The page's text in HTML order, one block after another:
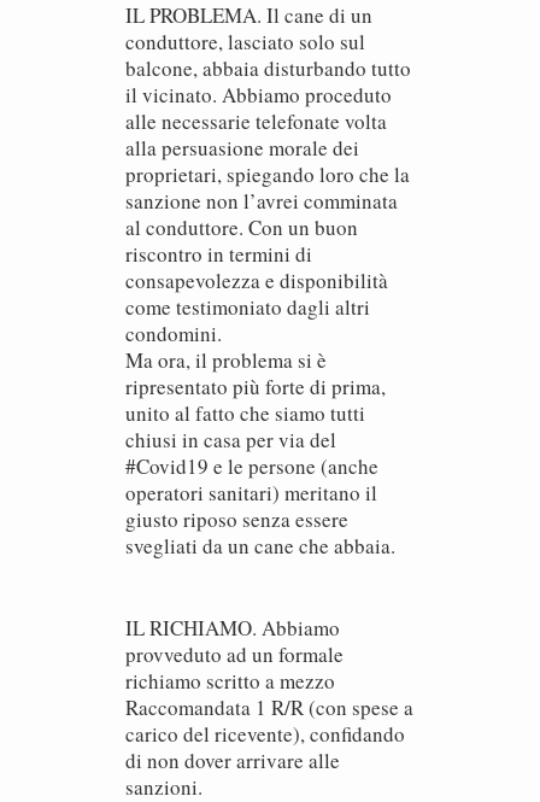
IL PROBLEMA. Il cane di un
conduttore, lasciato solo sul
balcone, abbaia disturbando tutto
il vicinato. Abbiamo proceduto
alle necessarie telefonate volta
alla persuasione morale dei
proprietari, spiegando loro che la
sanzione non l’avrei comminata
al conduttore. Con un buon
riscontro in termini di
consapevolezza e disponibilità
come testimoniato dagli altri
condomini.
Ma ora, il problema si è
ripresentato più forte di prima,
unito al fatto che siamo tutti
chiusi in casa per via del
#Covid19 e le persone (anche
operatori sanitari) meritano il
giusto riposo senza essere
svegliati da un cane che abbaia.
IL RICHIAMO. Abbiamo
provveduto ad un formale
richiamo scritto a mezzo
Raccomandata 1 R/R (con spese a
carico del ricevente), confidando
di non dover arrivare alle
sanzioni.